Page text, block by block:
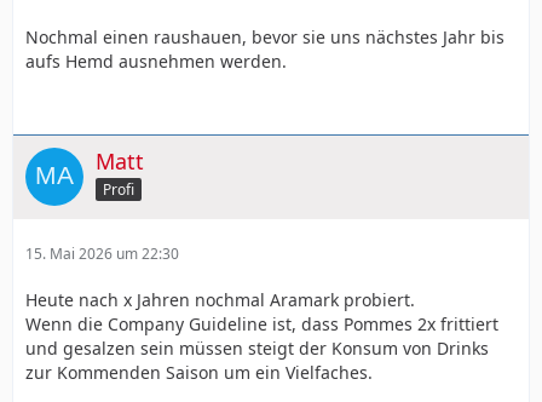
Nochmal einen raushauen, bevor sie uns nächstes Jahr bis
aufs Hemd ausnehmen werden.
Matt
Profi
15. Mai 2026 um 22:30
Heute nach x Jahren nochmal Aramark probiert.
Wenn die Company Guideline ist, dass Pommes 2x frittiert
und gesalzen sein müssen steigt der Konsum von Drinks
zur Kommenden Saison um ein Vielfaches.